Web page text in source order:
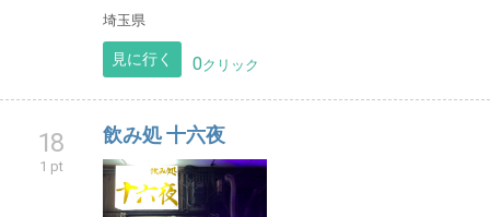
埼玉県
見に行く 0クリック
18
1 pt
飲み処 十六夜